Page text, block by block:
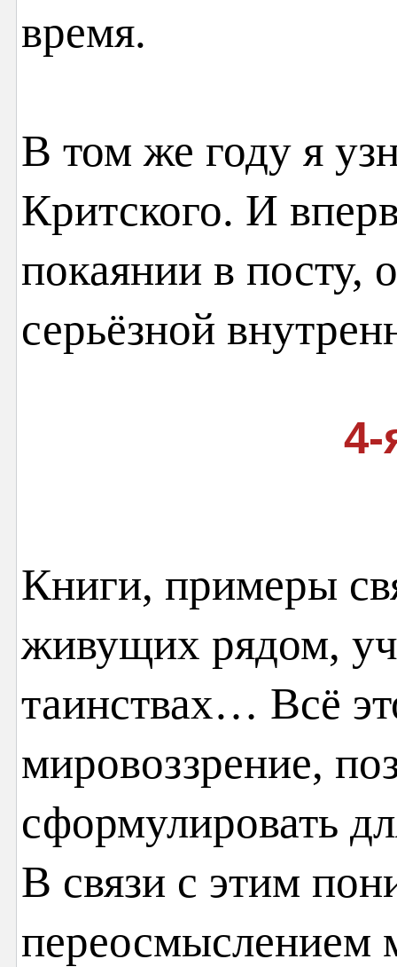
время.
В том же году я
Критского. И
покаянии в посту,
серьёзной
4-
Книги, примеры
живущих рядом,
таинствах… Всё
мировоззрение,
сформулировать
В связи с этим
переосмыслением